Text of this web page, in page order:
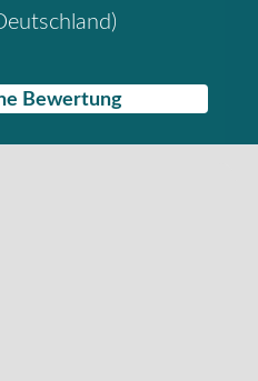
)
Bewertung